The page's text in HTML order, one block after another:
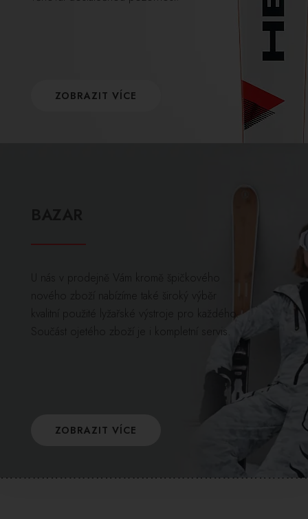
ZOBRAZIT VÍCE
U nás v prodejně Vám kromě špičkového
nového zboží nabízíme také široký výběr
kvalitní použité lyžařské výstroje pro každého.
Součást ojetého zboží je i kompletní servis.
ZOBRAZIT VÍCE